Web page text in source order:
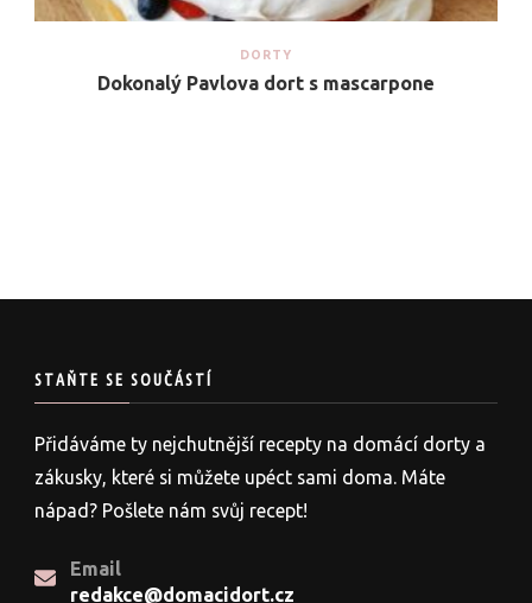
DORTY
Dokonalý Pavlova dort s mascarpone
STAŇTE SE SOUČÁSTÍ
Přidáváme ty nejchutnější recepty na domácí dorty a
zákusky, které si můžete upéct sami doma. Máte
nápad? Pošlete nám svůj recept!
Email
redakce@domacidort.cz